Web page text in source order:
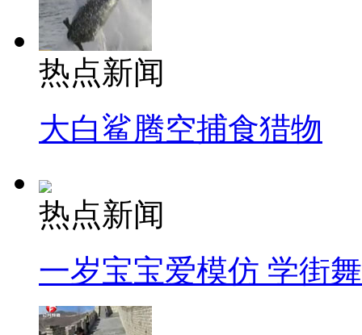
热点新闻
大白鲨腾空捕食猎物
热点新闻
一岁宝宝爱模仿 学街